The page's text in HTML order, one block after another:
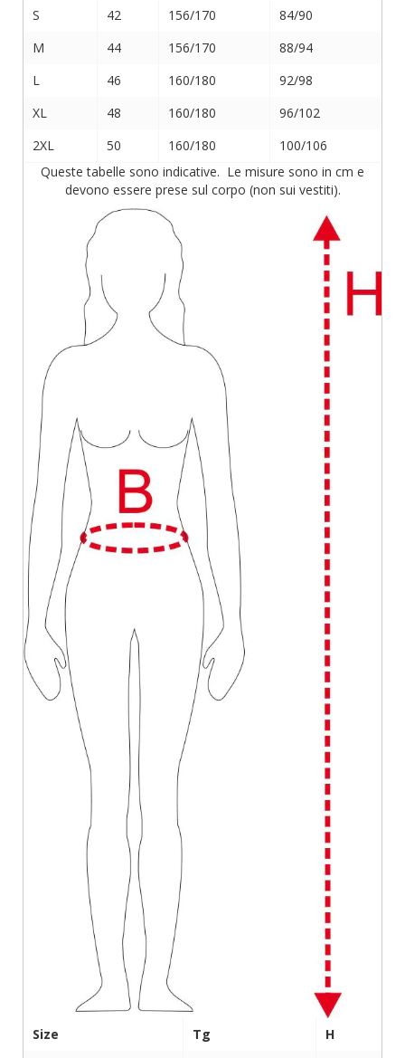
S
42 156/170
84/90
M
44 156/170
88/94
L
46 160/180
92/98
XL
48 160/180
96/102
2XL
50 160/180
100/106
Queste tabelle sono indicative. Le misure sono in cm e
devono essere prese sul corpo (non sui vestiti).
Size Tg H